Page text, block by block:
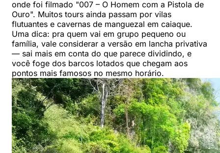
onde foi filmado "007 – O Homem com a Pistola de
Ouro". Muitos tours ainda passam por vilas
flutuantes e cavernas de manguezal em caiaque.
Uma dica: pra quem vai em grupo pequeno ou
família, vale considerar a versão em lancha privativa
— sai mais em conta do que parece dividindo, e
você foge dos barcos lotados que chegam aos
pontos mais famosos no mesmo horário.